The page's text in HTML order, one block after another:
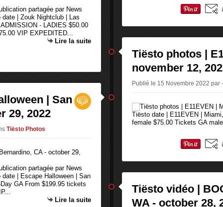
partagée par News
| Zouk Nightclub | Las
- LADIES $50.00
VIP EXPEDITED...
Lire la suite
| San
29, 2022
Tiësto Photos
partagée par News
| Escape Halloween | San
GA From $199.95 tickets
Lire la suite
Tiësto photos |
november 12,
Publié le 15 Novembre 2022 par
Tiësto date | E11EVEN |
female $75.00 Tickets GA
Tiësto vidéo |
WA - october 28,